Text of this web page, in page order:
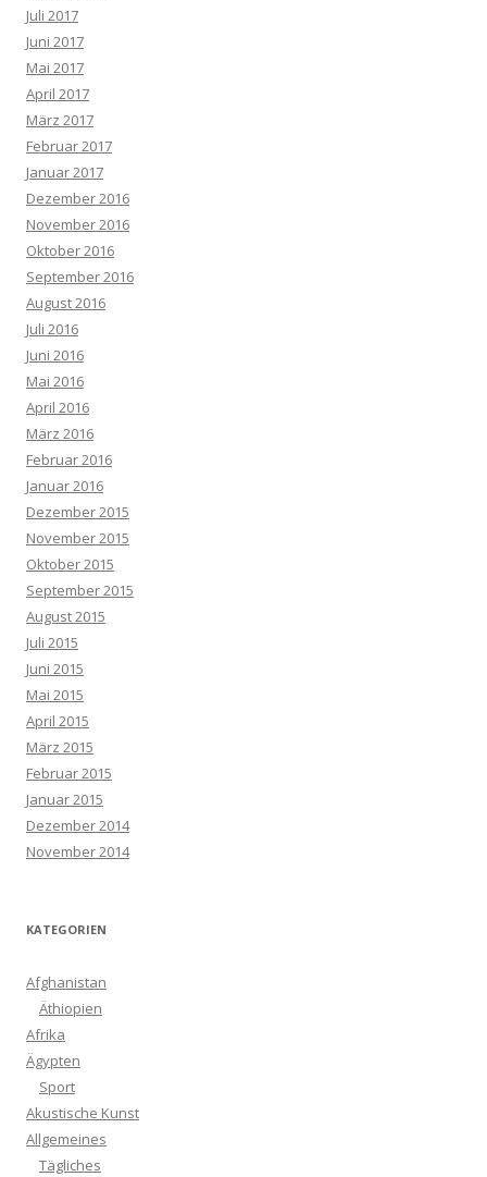
Juli 2017
Juni 2017
Mai 2017
April 2017
März 2017
Februar 2017
Januar 2017
Dezember 2016
November 2016
Oktober 2016
September 2016
August 2016
Juli 2016
Juni 2016
Mai 2016
April 2016
März 2016
Februar 2016
Januar 2016
Dezember 2015
November 2015
Oktober 2015
September 2015
August 2015
Juli 2015
Juni 2015
Mai 2015
April 2015
März 2015
Februar 2015
Januar 2015
Dezember 2014
November 2014
KATEGORIEN
Afghanistan
Äthiopien
Afrika
Ägypten
Sport
Akustische Kunst
Allgemeines
Tägliches